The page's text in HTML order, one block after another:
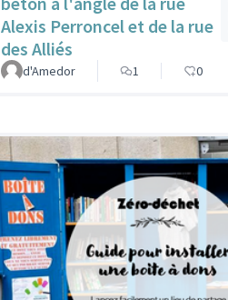
Alexis Perroncel et de la rue
des Alliés
d'Amedor 1 0